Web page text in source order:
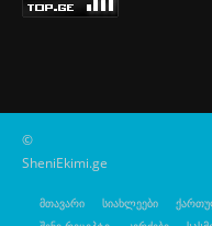
©
SheniEkimi.ge
მთავარი სიახლეები